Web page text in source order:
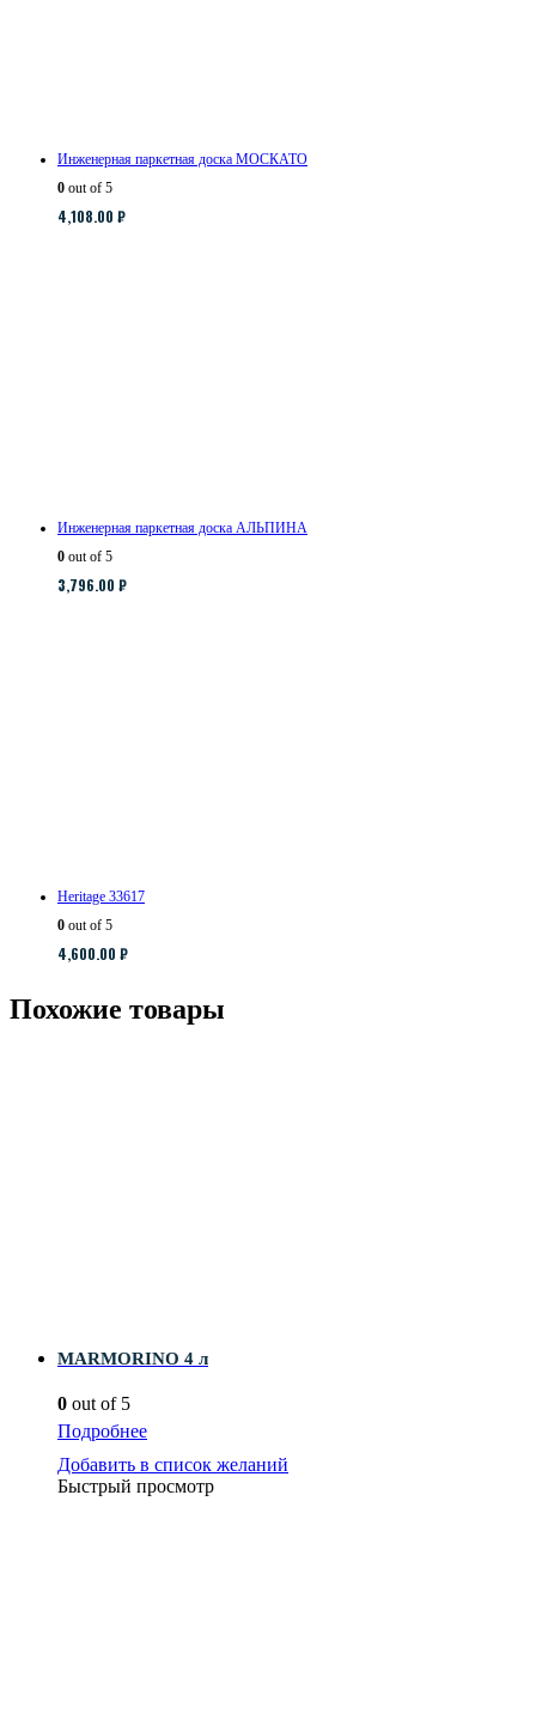
Инженерная паркетная доска МОСКАТО
0 out of 5
4,108.00 ₽
Инженерная паркетная доска АЛЬПИНА
0 out of 5
3,796.00 ₽
Heritage 33617
0 out of 5
4,600.00 ₽
Похожие товары
MARMORINO 4 л
0 out of 5
Подробнее
Добавить в список желаний
Быстрый просмотр